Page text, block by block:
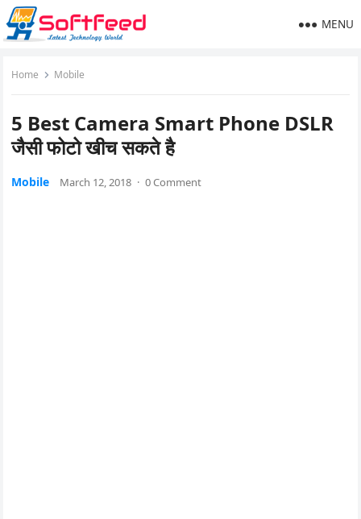
MENU
Home Mobile
5 Best Camera Smart Phone DSLR
जैसी फोटो खीच सकते है
Mobile March 12, 2018 · 0 Comment